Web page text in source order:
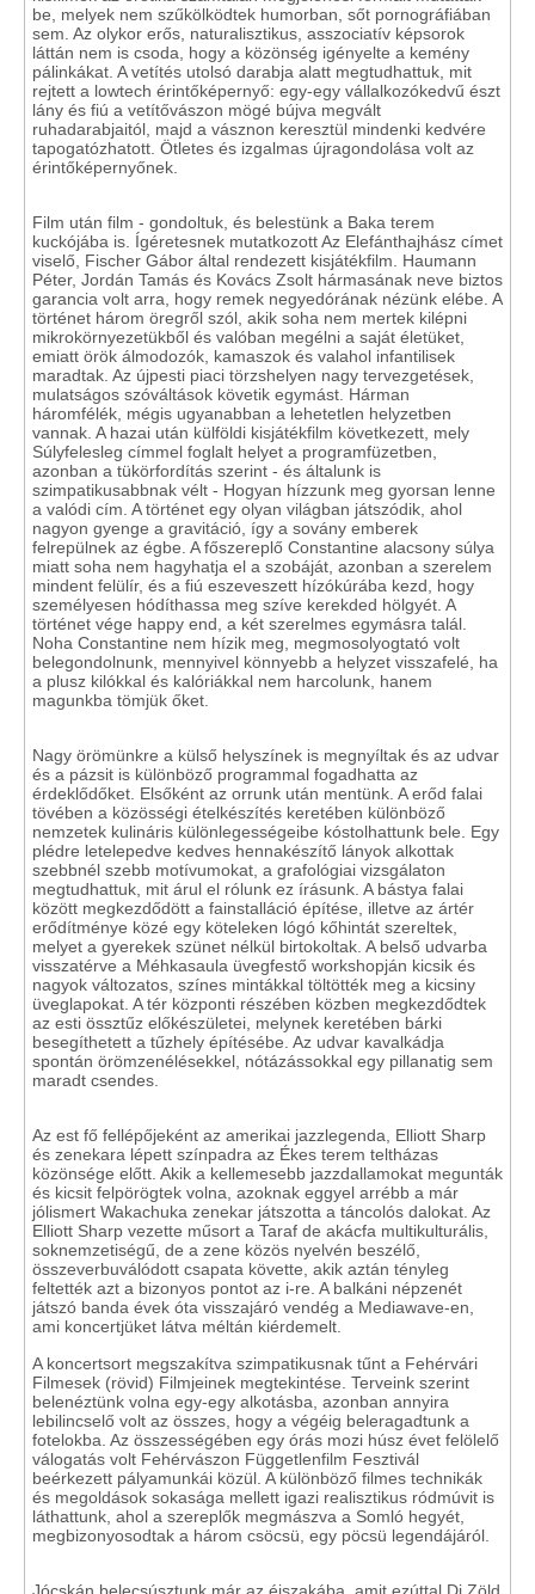
be, melyek nem szűkölködtek humorban, sőt pornográfiában
sem. Az olykor erős, naturalisztikus, asszociatív képsorok
láttán nem is csoda, hogy a közönség igényelte a kemény
pálinkákat. A vetítés utolsó darabja alatt megtudhattuk, mit
rejtett a lowtech érintőképernyő: egy-egy vállalkozókedvű észt
lány és fiú a vetítővászon mögé bújva megvált
ruhadarabjaitól, majd a vásznon keresztül mindenki kedvére
tapogatózhatott. Ötletes és izgalmas újragondolása volt az
érintőképernyőnek.
Film után film - gondoltuk, és belestünk a Baka terem
kuckójába is. Ígéretesnek mutatkozott Az Elefánthajhász címet
viselő, Fischer Gábor által rendezett kisjátékfilm. Haumann
Péter, Jordán Tamás és Kovács Zsolt hármasának neve biztos
garancia volt arra, hogy remek negyedórának nézünk elébe. A
történet három öregről szól, akik soha nem mertek kilépni
mikrokörnyezetükből és valóban megélni a saját életüket,
emiatt örök álmodozók, kamaszok és valahol infantilisek
maradtak. Az újpesti piaci törzshelyen nagy tervezgetések,
mulatságos szóváltások követik egymást. Hárman
háromfélék, mégis ugyanabban a lehetetlen helyzetben
vannak. A hazai után külföldi kisjátékfilm következett, mely
Súlyfelesleg címmel foglalt helyet a programfüzetben,
azonban a tükörfordítás szerint - és általunk is
szimpatikusabbnak vélt - Hogyan hízzunk meg gyorsan lenne
a valódi cím. A történet egy olyan világban játszódik, ahol
nagyon gyenge a gravitáció, így a sovány emberek
felrepülnek az égbe. A főszereplő Constantine alacsony súlya
miatt soha nem hagyhatja el a szobáját, azonban a szerelem
mindent felülír, és a fiú eszeveszett hízókúrába kezd, hogy
személyesen hódíthassa meg szíve kerekded hölgyét. A
történet vége happy end, a két szerelmes egymásra talál.
Noha Constantine nem hízik meg, megmosolyogtató volt
belegondolnunk, mennyivel könnyebb a helyzet visszafelé, ha
a plusz kilókkal és kalóriákkal nem harcolunk, hanem
magunkba tömjük őket.
Nagy örömünkre a külső helyszínek is megnyíltak és az udvar
és a pázsit is különböző programmal fogadhatta az
érdeklődőket. Elsőként az orrunk után mentünk. A erőd falai
tövében a közösségi ételkészítés keretében különböző
nemzetek kulináris különlegességeibe kóstolhattunk bele. Egy
plédre letelepedve kedves hennakészítő lányok alkottak
szebbnél szebb motívumokat, a grafológiai vizsgálaton
megtudhattuk, mit árul el rólunk ez írásunk. A bástya falai
között megkezdődött a fainstalláció építése, illetve az ártér
erődítménye közé egy köteleken lógó kőhintát szereltek,
melyet a gyerekek szünet nélkül birtokoltak. A belső udvarba
visszatérve a Méhkasaula üvegfestő workshopján kicsik és
nagyok változatos, színes mintákkal töltötték meg a kicsiny
üveglapokat. A tér központi részében közben megkezdődtek
az esti össztűz előkészületei, melynek keretében bárki
besegíthetett a tűzhely építésébe. Az udvar kavalkádja
spontán örömzenélésekkel, nótázássokkal egy pillanatig sem
maradt csendes.
Az est fő fellépőjeként az amerikai jazzlegenda, Elliott Sharp
és zenekara lépett színpadra az Ékes terem teltházas
közönsége előtt. Akik a kellemesebb jazzdallamokat megunták
és kicsit felpörögtek volna, azoknak eggyel arrébb a már
jólismert Wakachuka zenekar játszotta a táncolós dalokat. Az
Elliott Sharp vezette műsort a Taraf de akácfa multikulturális,
soknemzetiségű, de a zene közös nyelvén beszélő,
összeverbuválódott csapata követte, akik aztán tényleg
feltették azt a bizonyos pontot az i-re. A balkáni népzenét
játszó banda évek óta visszajáró vendég a Mediawave-en,
ami koncertjüket látva méltán kiérdemelt.
A koncertsort megszakítva szimpatikusnak tűnt a Fehérvári
Filmesek (rövid) Filmjeinek megtekintése. Terveink szerint
belenéztünk volna egy-egy alkotásba, azonban annyira
lebilincselő volt az összes, hogy a végéig beleragadtunk a
fotelokba. Az összességében egy órás mozi húsz évet felölelő
válogatás volt Fehérvászon Függetlenfilm Fesztivál
beérkezett pályamunkái közül. A különböző filmes technikák
és megoldások sokasága mellett igazi realisztikus ródmúvit is
láthattunk, ahol a szereplők megmászva a Somló hegyét,
megbizonyosodtak a három csöcsü, egy pöcsü legendájáról.